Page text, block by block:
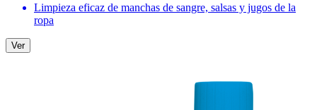
Limpieza eficaz de manchas de sangre, salsas y jugos de la
ropa
Ver